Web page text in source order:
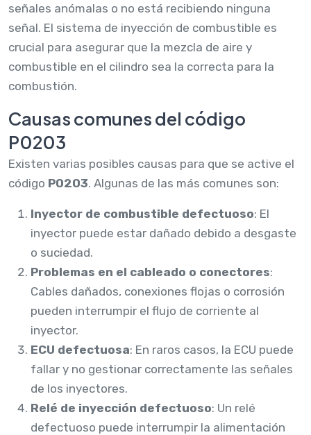
señales anómalas o no está recibiendo ninguna
señal. El sistema de inyección de combustible es
crucial para asegurar que la mezcla de aire y
combustible en el cilindro sea la correcta para la
combustión.
Causas comunes del código
P0203
Existen varias posibles causas para que se active el
código P0203. Algunas de las más comunes son:
Inyector de combustible defectuoso: El
inyector puede estar dañado debido a desgaste
o suciedad.
Problemas en el cableado o conectores:
Cables dañados, conexiones flojas o corrosión
pueden interrumpir el flujo de corriente al
inyector.
ECU defectuosa: En raros casos, la ECU puede
fallar y no gestionar correctamente las señales
de los inyectores.
Relé de inyección defectuoso: Un relé
defectuoso puede interrumpir la alimentación